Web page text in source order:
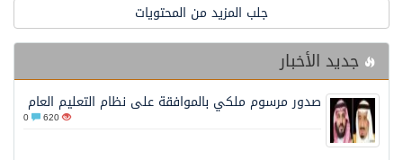
جلب المزيد من المحتويات
جديد الأخبار
صدور مرسوم ملكي بالموافقة على نظام التعليم العام
620